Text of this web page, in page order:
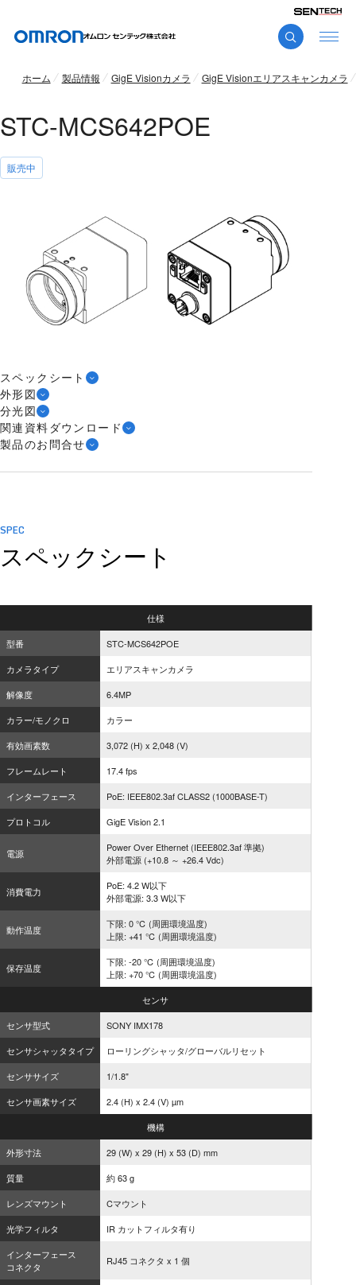
ホーム 製品情報 GigE Visionカメラ GigE Visionエリアスキャンカメラ
STC-MCS642POE
販売中
スペックシート
外形図
分光図
関連資料ダウンロード
製品のお問合せ
SPEC
スペックシート
仕様
型番
STC-MCS642POE
カメラタイプ
エリアスキャンカメラ
解像度
6.4MP
カラー/モノクロ
カラー
有効画素数
3,072 (H) x 2,048 (V)
フレームレート
17.4 fps
インターフェース
PoE: IEEE802.3af CLASS2 (1000BASE-T)
プロトコル
GigE Vision 2.1
電源
Power Over Ethernet (IEEE802.3af 準拠)
外部電源 (+10.8 ～ +26.4 Vdc)
消費電力
PoE: 4.2 W以下
外部電源: 3.3 W以下
動作温度
下限: 0 ℃ (周囲環境温度)
上限: +41 ℃ (周囲環境温度)
保存温度
下限: -20 ℃ (周囲環境温度)
上限: +70 ℃ (周囲環境温度)
センサ
センサ型式
SONY IMX178
センサシャッタタイプ
ローリングシャッタ/グローバルリセット
センササイズ
1/1.8"
センサ画素サイズ
2.4 (H) x 2.4 (V) µm
機構
外形寸法
29 (W) x 29 (H) x 53 (D) mm
質量
約 63 g
レンズマウント
Cマウント
光学フィルタ
IR カットフィルタ有り
インターフェース
コネクタ
RJ45 コネクタ x 1 個